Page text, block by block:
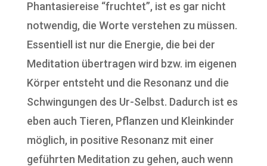
Phantasiereise “fruchtet”, ist es gar nicht
notwendig, die Worte verstehen zu müssen.
Essentiell ist nur die Energie, die bei der
Meditation übertragen wird bzw. im eigenen
Körper entsteht und die Resonanz und die
Schwingungen des Ur-Selbst. Dadurch ist es
eben auch Tieren, Pflanzen und Kleinkinder
möglich, in positive Resonanz mit einer
geführten Meditation zu gehen, auch wenn